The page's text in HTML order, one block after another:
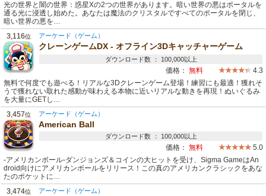
光の世界と闇の世界：惑星Xの2つの世界があります。暗い世界の悪はポータルを
通る光に浸透し始めた。あなたは魔法のクリスタルですべてのポータルを閉じ、
暗い世界の悪を…
3,116位 アーケード（ゲーム）
クレーンゲームDX - オフライン3Dキャッチャーゲーム
ダウンロード数 ： 100,000以上
価格： 無料
4.3
無料で何度でも遊べる！リアルな3Dクレーンゲーム登場！練習にも最適！獲れそ
うで獲れない取れた感動が味わえる本物に近いリアルな動きを再現！ぬいぐるみ
を大量にGETし…
3,457位 アーケード（ゲーム）
American Ball
ダウンロード数 ： 100,000以上
価格： 無料
5.0
-アメリカンボール-ダンジョンズ＆コインの大ヒットを受け、Sigma GameはAn
droid向けにアメリカンボールをリリース！この真のアメリカンクラシックをあな
たのポケットに…
3,474位 アーケード（ゲーム）